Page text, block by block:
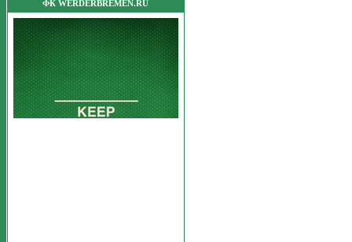
ФК WERDERBREMEN.RU